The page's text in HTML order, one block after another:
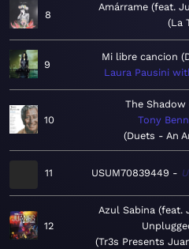
8
Amárrame (feat.
La
9
Mi libre cancion
Laura Pausini
10
The Shadow
Tony
Duets - An
11 USUM70839449
12
Azul Sabina (feat.
Tr3s Presents